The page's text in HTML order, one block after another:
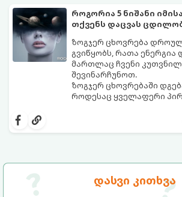
დასვი კითხვა
როგორია 5 ნიშანი
თქვენს დაცვას
ზოგჯერ ცხოვრება დროულ
გვიწყობს, რათა ენერგია
მართლაც ჩვენი
შევინარჩუნოთ.
ზოგჯერ ცხოვრებაში
როდესაც ყველაფერი
იშლება მნიშვნელოვანი
ასეთ მომენტებში
ეზოთერიკასა და
ფენომენი ხშირად
მომხდარი მარცხი
სამყაროს მცდელობაა: